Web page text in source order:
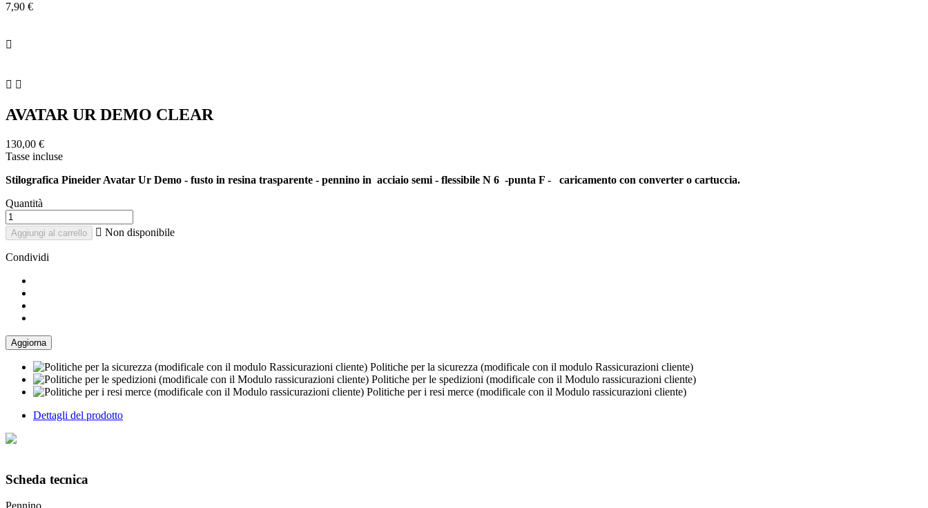
7,90 €

 
AVATAR UR DEMO CLEAR
130,00 €
Tasse incluse
Stilografica Pineider Avatar Ur Demo - fusto in resina trasparente - pennino in acciaio semi - flessibile N 6 -punta F - caricamento con converter o cartuccia.
Quantità
Aggiungi al carrello  Non disponibile
Condividi
Politiche per la sicurezza (modificale con il modulo Rassicurazioni cliente)
Politiche per le spedizioni (modificale con il Modulo rassicurazioni cliente)
Politiche per i resi merce (modificale con il Modulo rassicurazioni cliente)
Dettagli del prodotto
Scheda tecnica